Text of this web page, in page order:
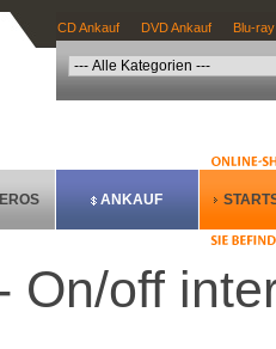
CD Ankauf DVD Ankauf Blu-
ANKAUF
On/off